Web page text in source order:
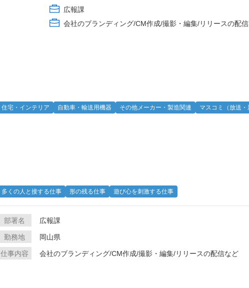
広報課
会社のブランディング/CM作成/撮影・編集/リリースの配
住宅・インテリア 自動車・輸送用機器 その他メーカー・製造関連 マスコミ（放送・
多くの人と接する仕事 形の残る仕事 遊び心を刺激する仕事
部署名 広報課
勤務地 岡山県
仕事内容 会社のブランディング/CM作成/撮影・編集/リリースの配信など